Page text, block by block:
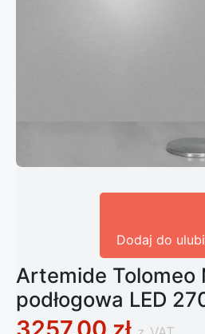
Dodaj do
Artemide Tolomeo
podłogowa LED